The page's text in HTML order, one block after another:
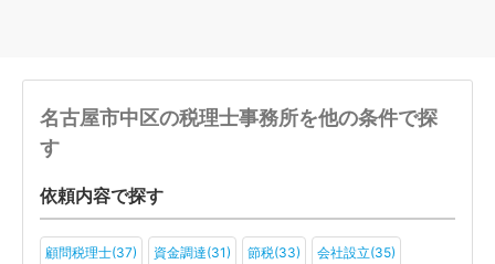
名古屋市中区の税理士事務所を他の条件で探
す
依頼内容で探す
顧問税理士(37) 資金調達(31) 節税(33) 会社設立(35)